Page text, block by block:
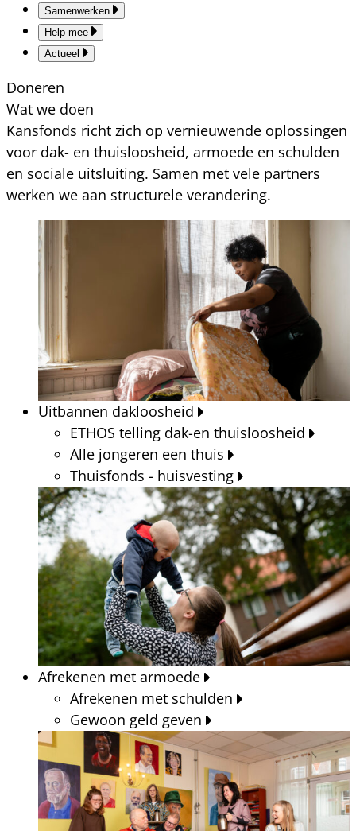
Samenwerken
Help mee
Actueel
Doneren
Wat we doen
Kansfonds richt zich op vernieuwende oplossingen
voor dak- en thuisloosheid, armoede en schulden
en sociale uitsluiting. Samen met vele partners
werken we aan structurele verandering.
Uitbannen dakloosheid
ETHOS telling dak-en thuisloosheid
Alle jongeren een thuis
Thuisfonds - huisvesting
Afrekenen met armoede
Afrekenen met schulden
Gewoon geld geven